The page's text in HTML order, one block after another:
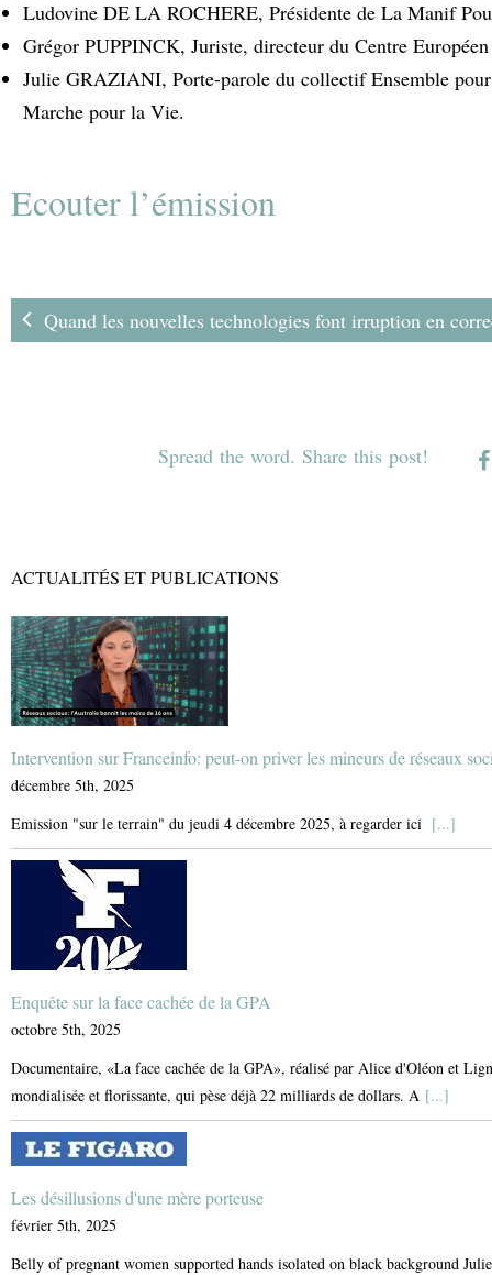
Ludovine DE LA ROCHERE, Présidente de La Manif
Grégor PUPPINCK, Juriste, directeur du Centre
Julie GRAZIANI, Porte-parole du collectif Ensemble
Marche pour la Vie.
Ecouter l’émission
Quand les nouvelles technologies font irruption en
Spread the word. Share this post!
ACTUALITÉS ET PUBLICATIONS
Intervention sur Franceinfo: peut-on priver les mineurs de réseaux
décembre 5th, 2025
Emission "sur le terrain" du jeudi 4 décembre 2025, à regarder ici [...]
Enquête sur la face cachée de la GPA
octobre 5th, 2025
Documentaire, «La face cachée de la GPA», réalisé par Alice d'Oléon et
mondialisée et florissante, qui pèse déjà 22 milliards de dollars. A [...]
Les désillusions d'une mère porteuse
février 5th, 2025
Belly of pregnant women supported hands isolated on black background